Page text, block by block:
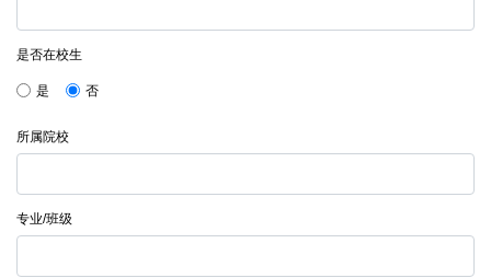
是否在校生
是 否
所属院校
专业/班级